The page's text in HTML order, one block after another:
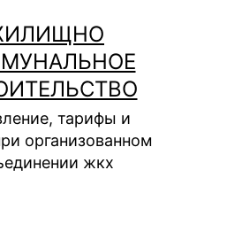
тарифы и
организованном
жкх